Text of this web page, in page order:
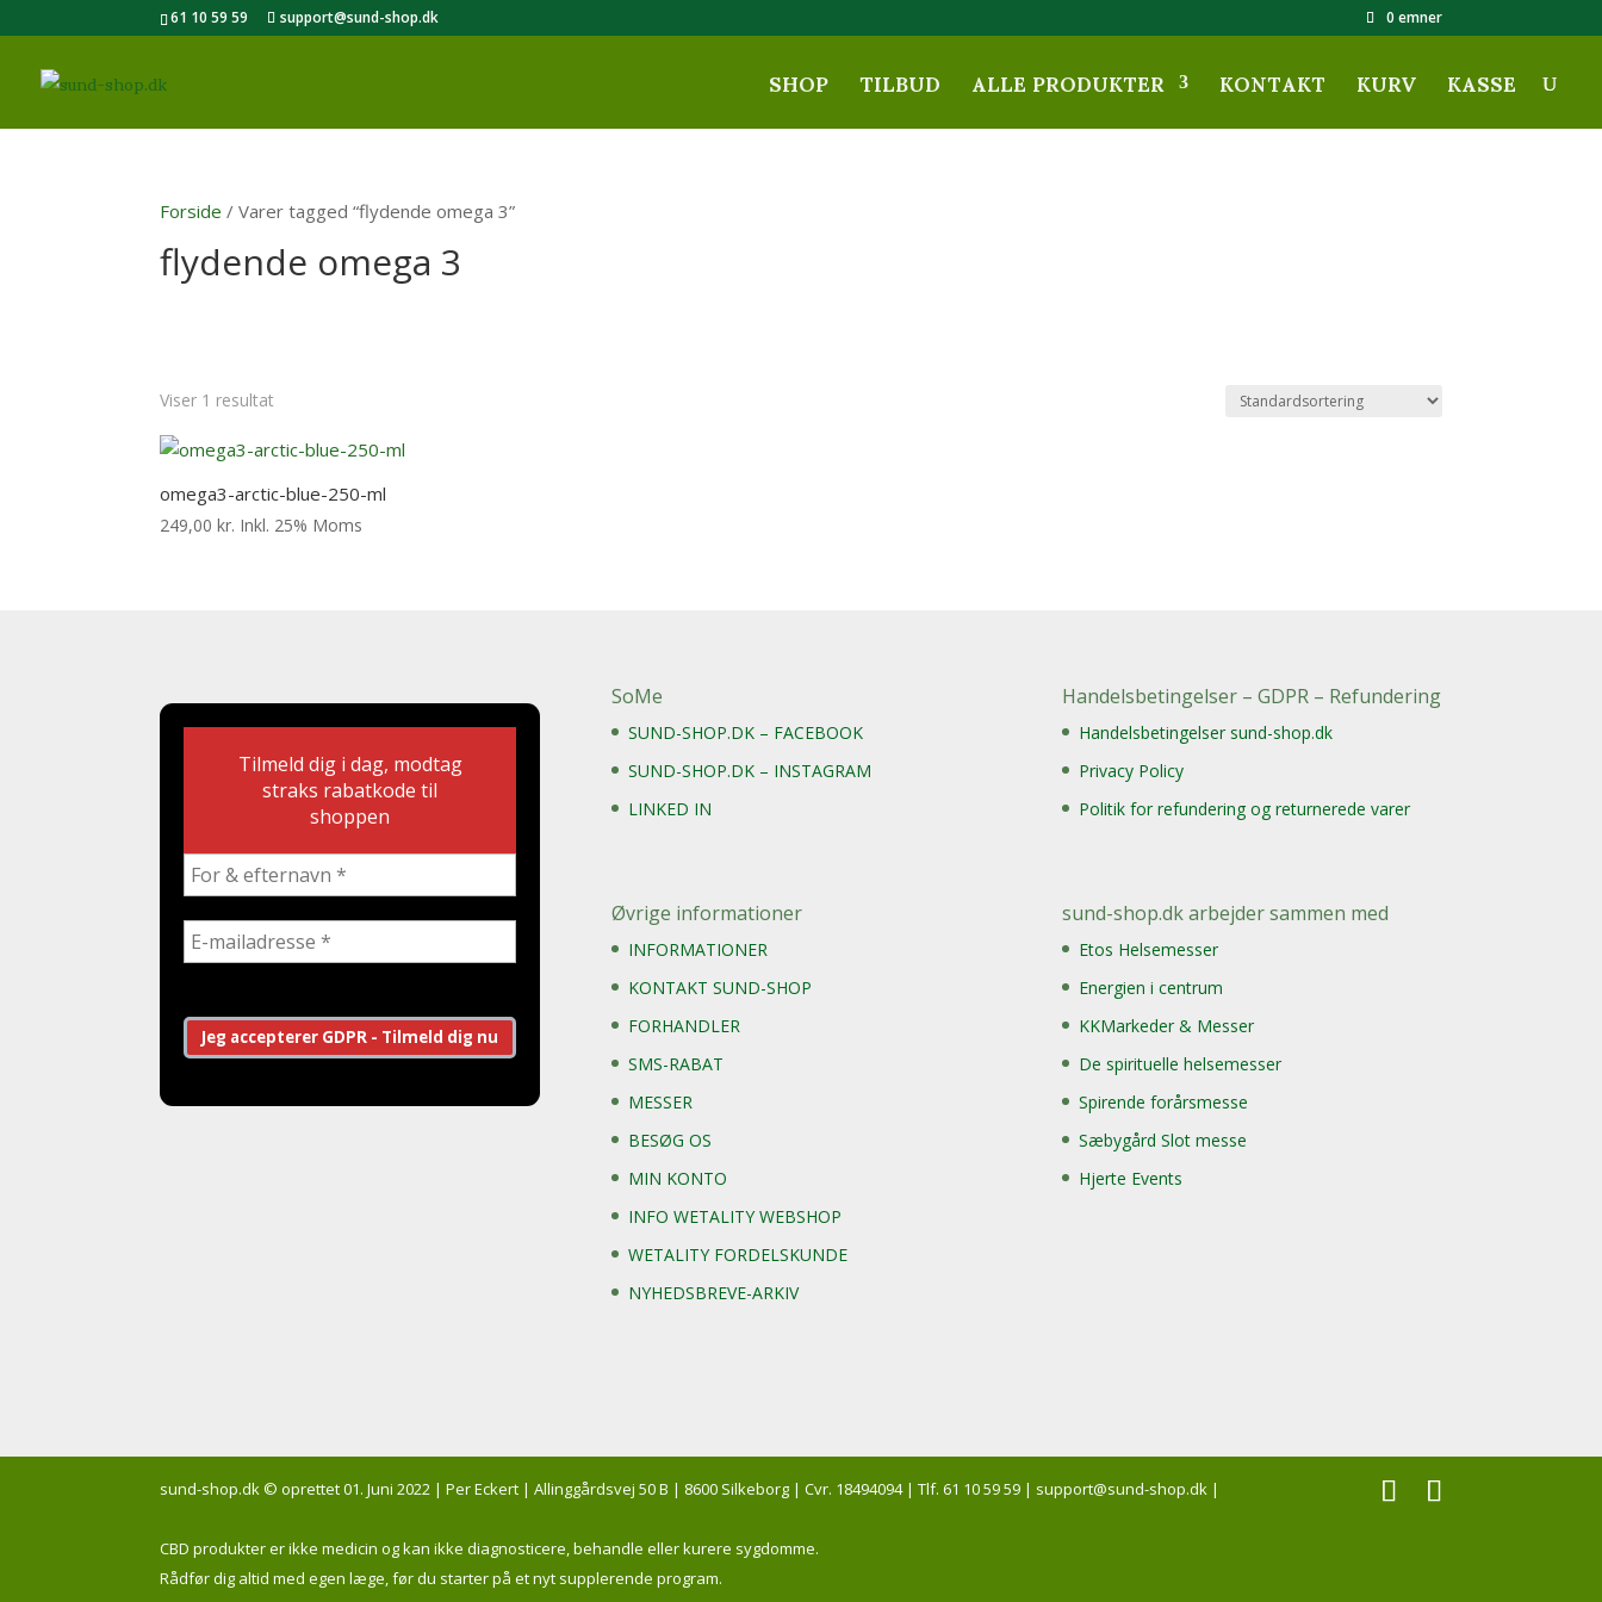
61 10 59 59 support@sund-shop.dk 0 emner
SHOP TILBUD ALLE PRODUKTER KONTAKT KURV KASSE
Forside / Varer tagged “flydende omega 3”
flydende omega 3
Viser 1 resultat
omega3-arctic-blue-250-ml
249,00kr. Inkl. 25% Moms
Tilmeld dig i dag, modtag
straks rabatkode til
shoppen
SoMe
SUND-SHOP.DK – FACEBOOK
SUND-SHOP.DK – INSTAGRAM
LINKED IN
Øvrige informationer
INFORMATIONER
KONTAKT SUND-SHOP
FORHANDLER
SMS-RABAT
MESSER
BESØG OS
MIN KONTO
INFO WETALITY WEBSHOP
WETALITY FORDELSKUNDE
NYHEDSBREVE-ARKIV
Handelsbetingelser – GDPR – Refundering
Handelsbetingelser sund-shop.dk
Privacy Policy
Politik for refundering og returnerede varer
sund-shop.dk arbejder sammen med
Etos Helsemesser
Energien i centrum
KKMarkeder & Messer
De spirituelle helsemesser
Spirende forårsmesse
Sæbygård Slot messe
Hjerte Events
sund-shop.dk © oprettet 01. Juni 2022 | Per Eckert | Allinggårdsvej 50 B | 8600 Silkeborg | Cvr. 18494094 | Tlf. 61 10 59 59 | support@sund-shop.dk |
CBD produkter er ikke medicin og kan ikke diagnosticere, behandle eller kurere sygdomme.
Rådfør dig altid med egen læge, før du starter på et nyt supplerende program.